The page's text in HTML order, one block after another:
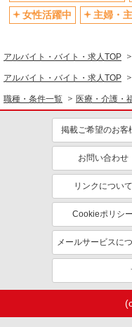
女性活躍中
主婦・
アルバイト・バイト・求人TOP
アルバイト・バイト・求人TOP
職種・条件一覧 医療・介護・
掲載ご希望のお客
お問い合わせ
リンクについて
Cookieポリシー
メールサービスに